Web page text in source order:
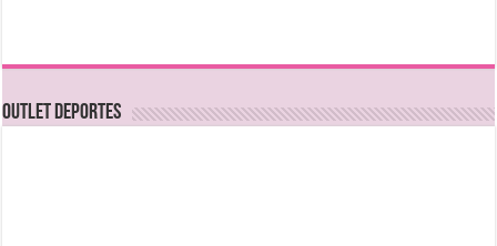
OUTLET DEPORTES